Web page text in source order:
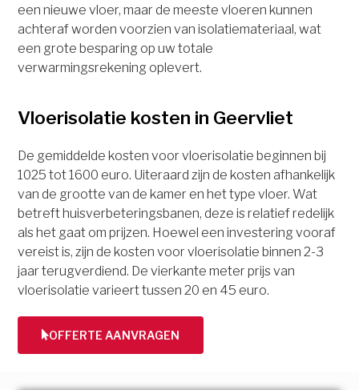
een nieuwe vloer, maar de meeste vloeren kunnen
achteraf worden voorzien van isolatiemateriaal, wat
een grote besparing op uw totale
verwarmingsrekening oplevert.
Vloerisolatie kosten in Geervliet
De gemiddelde kosten voor vloerisolatie beginnen bij
1025 tot 1600 euro. Uiteraard zijn de kosten afhankelijk
van de grootte van de kamer en het type vloer. Wat
betreft huisverbeteringsbanen, deze is relatief redelijk
als het gaat om prijzen. Hoewel een investering vooraf
vereist is, zijn de kosten voor vloerisolatie binnen 2-3
jaar terugverdiend. De vierkante meter prijs van
vloerisolatie varieert tussen 20 en 45 euro.
OFFERTE AANVRAGEN